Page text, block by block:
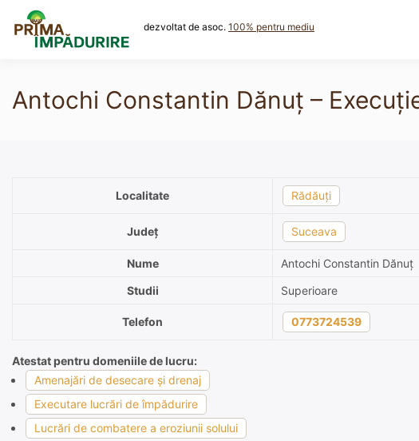
content
dezvoltat de asoc. 100% pentru mediu
Antochi Constantin Dănuț –
Localitate Rădăuți
Județ Suceava
Nume
Antochi Constantin Dănuț
Studii
Superioare
Telefon 0773724539
Atestat pentru domeniile de lucru:
Amenajări de desecare şi drenaj
Executare lucrări de împădurire
Lucrări de combatere a eroziunii solului